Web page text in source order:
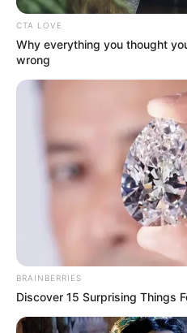
CTA LOVE
Why everything you thought
wrong
BRAINBERRIES
Discover 15 Surprising Things